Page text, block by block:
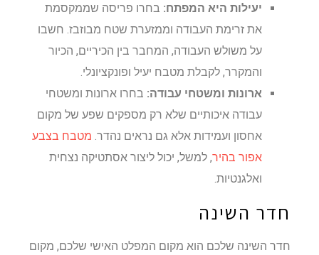
יעילות היא המפתח:בחרו פריסה שממקסמת
את זרימת העבודה וממזערת שטח מבוזבז. חשבו
על משולש העבודה, המחבר בין הכיריים, הכיור
והמקרר, לקבלת מטבח יעיל ופונקציונלי.
ארונות ומשטחי עבודה:בחרו ארונות ומשטחי
עבודה איכותיים שלא רק מספקים שפע של מקום
אחסון ועמידות אלא גם נראים נהדר.מטבח בצבע
אפור בהיר, למשל, יכול ליצור אסתטיקה נצחית
ואלגנטיות.
חדר השינה
חדר השינה שלכם הוא מקום המפלט האישי שלכם, מקום